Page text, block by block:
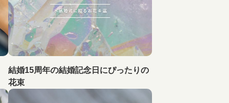
結婚15周年の結婚記念日にぴったりの
花束